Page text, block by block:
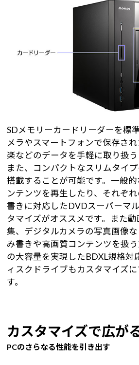
SDメモリーカードリーダーを標
メラやスマートフォンで保存さ
楽などのデータを手軽に取り扱う
また、コンパクトなスリムタイ
搭載することが可能です。一般
ンテンツを再生したり、それぞ
書きに対応したDVDスーパーマ
タマイズがオススメです。また
集、デジタルカメラの写真画像
み書きや高画質コンテンツを扱
の大容量を実現したBDXL規格対
ィスクドライブもカスタマイズ
す。
カスタマイズで広が
PCのさらなる性能を引き出す